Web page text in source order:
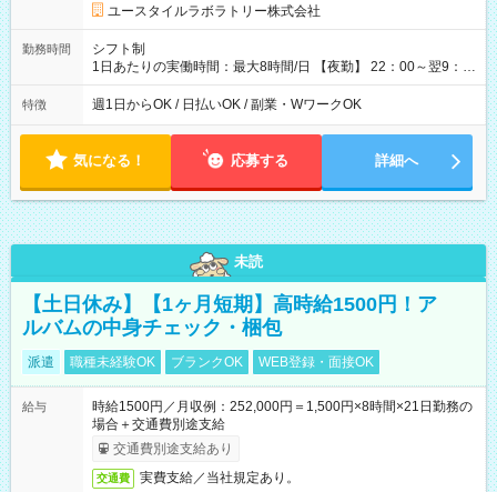
ユースタイルラボラトリー株式会社
勤務時間
シフト制
1日あたりの実働時間：最大8時間/日 【夜勤】 22：00～翌9：
00 ※週1日～OK ／ 夜勤専従 ＊＊ 勤務時間例 ＊＊ ■22時か
ら翌7時 ■23時から翌8時 ■24時から翌9時 など ※上記の時間
ます。 ※曜日固定（毎週同じ曜日での勤務となります）
特徴 週1日からOK / 日払いOK / 副業・WワークOK
気になる！ 応募する 詳細へ
未読
【土日休み】【1ヶ月短期】高時給1500円！ア
ルバムの中身チェック・梱包
派遣 職種未経験OK ブランクOK WEB登録・面接OK
給与
時給1500円／月収例：252,000円＝1,500円×8時間×21日勤務の
場合＋交通費別途支給
交通費別途支給あり
交通費 実費支給／当社規定あり。